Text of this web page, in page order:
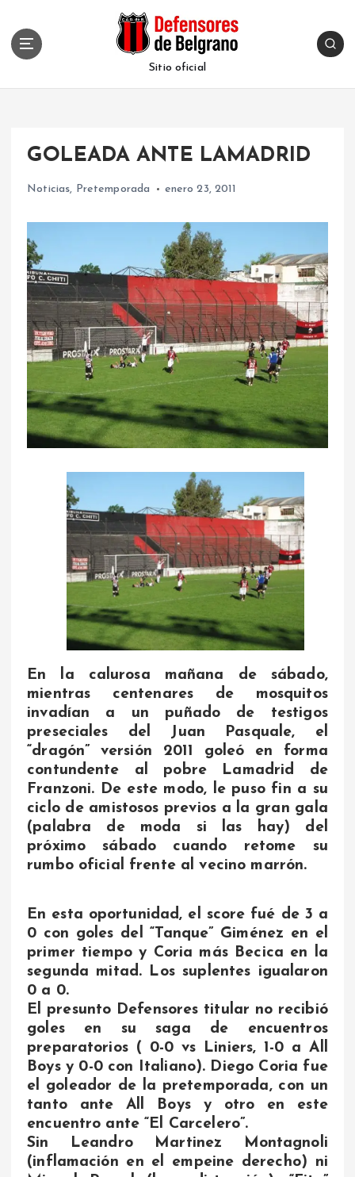
Sitio oficial
GOLEADA ANTE LAMADRID
Noticias, Pretemporada enero 23, 2011
En la calurosa mañana de sábado,
mientras centenares de mosquitos
invadían a un puñado de testigos
preseciales del Juan Pasquale, el
“dragón” versión 2011 goleó en forma
contundente al pobre Lamadrid de
Franzoni. De este modo, le puso fin a su
ciclo de amistosos previos a la gran gala
(palabra de moda si las hay) del
próximo sábado cuando retome su
rumbo oficial frente al vecino marrón.
En esta oportunidad, el score fué de 3 a
0 con goles del “Tanque” Giménez en el
primer tiempo y Coria más Becica en la
segunda mitad. Los suplentes igualaron
0 a 0.
El presunto Defensores titular no recibió
goles en su saga de encuentros
preparatorios ( 0-0 vs Liniers, 1-0 a All
Boys y 0-0 con Italiano). Diego Coria fue
el goleador de la pretemporada, con un
tanto ante All Boys y otro en este
encuentro ante “El Carcelero”.
Sin Leandro Martinez Montagnoli
(inflamación en el empeine derecho) ni